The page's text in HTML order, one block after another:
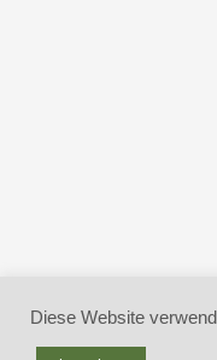
Diese Website